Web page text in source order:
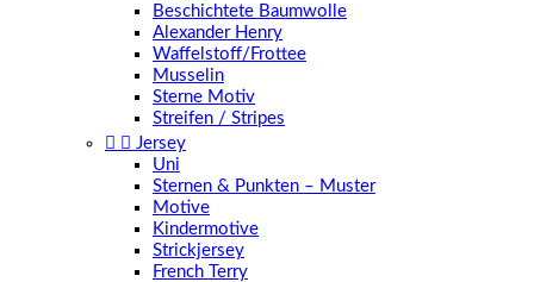
Beschichtete Baumwolle
Alexander Henry
Waffelstoff/Frottee
Musselin
Sterne Motiv
Streifen / Stripes
  Jersey
Uni
Sternen & Punkten – Muster
Motive
Kindermotive
Strickjersey
French Terry